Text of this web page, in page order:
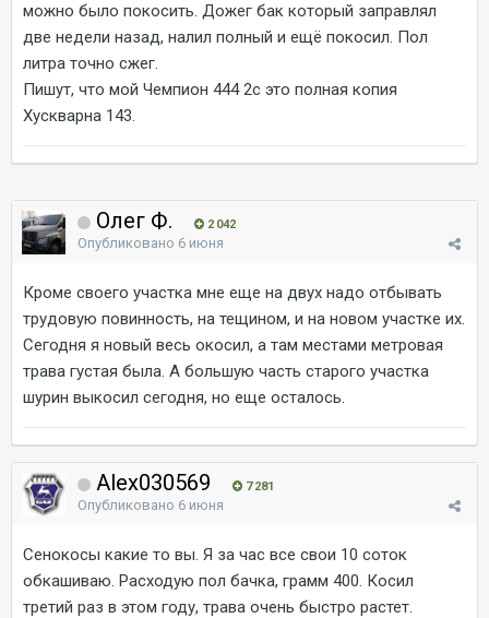
можно было покосить. Дожег бак который заправлял
две недели назад, налил полный и ещё покосил. Пол
литра точно сжег.
Пишут, что мой Чемпион 444 2с это полная копия
Хускварна 143.
Олег Ф. 2 042
Опубликовано 6 июня
Кроме своего участка мне еще на двух надо отбывать
трудовую повинность, на тещином, и на новом участке их.
Сегодня я новый весь окосил, а там местами метровая
трава густая была. А большую часть старого участка
шурин выкосил сегодня, но еще осталось.
Alex030569 7 281
Опубликовано 6 июня
Сенокосы какие то вы. Я за час все свои 10 соток
обкашиваю. Расходую пол бачка, грамм 400. Косил
третий раз в этом году, трава очень быстро растет.